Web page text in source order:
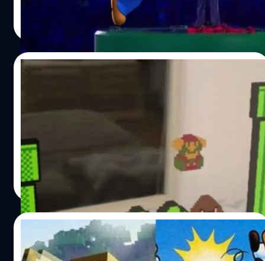
วงศกร ปฐมชัยวัฒน์ | 3640 days ago
17/08/2016
Hololens ของไมโครซอฟท์
จะเกิดอะไรขึ้นเมื่อเอา HoloLens ไปเล่นเกม 8Bit แฟมิคอม
วงศกร ปฐมชัยวัฒน์ | 3645 days ago
Read More
ชม 10 อันดับเกมที่สามารถยึดครองโลกได้ !!